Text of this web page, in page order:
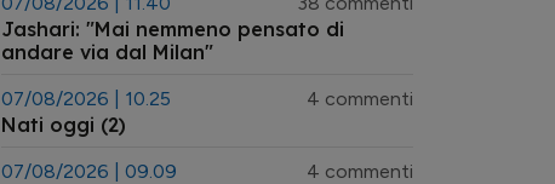
Jashari: "Mai nemmeno pensato di
andare via dal Milan"
07/08/2026 | 10.25 4 commenti
Nati oggi (2)
07/08/2026 | 09.09 4 commenti